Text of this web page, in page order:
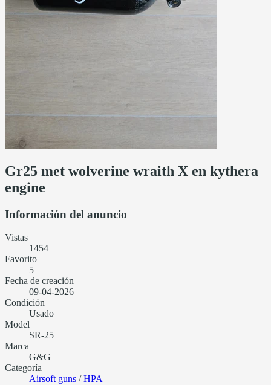
Gr25 met wolverine wraith X en kythera
engine
Información del anuncio
Vistas
1454
Favorito
5
Fecha de creación
09-04-2026
Condición
Usado
Model
SR-25
Marca
G&G
Categoría
Airsoft guns /HPA